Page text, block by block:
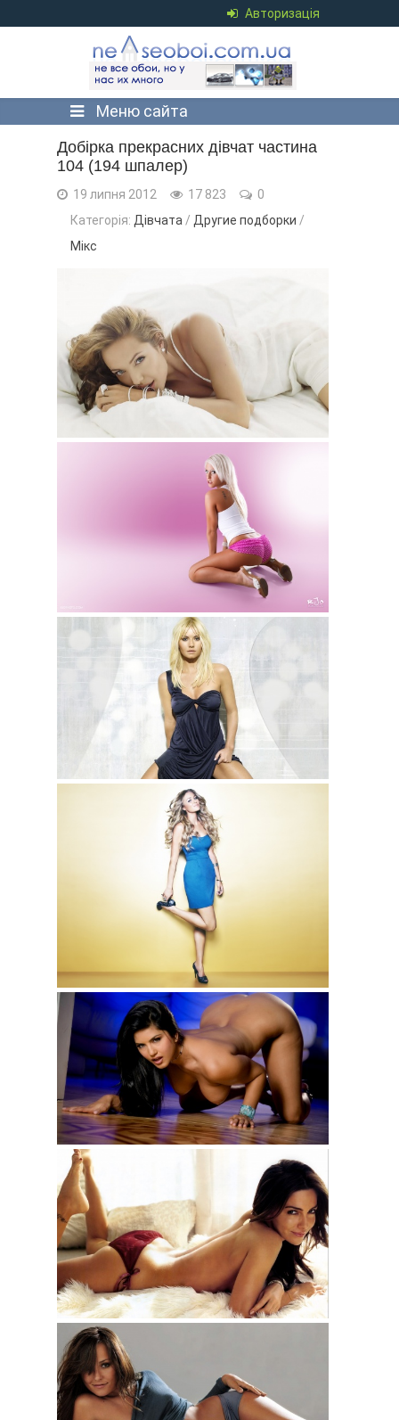
Авторизація
Меню сайта
Добірка прекрасних дівчат частина
104 (194 шпалер)
19 липня 2012 17 823
0
Категорія: Дівчата / Другие подборки /
Мікс